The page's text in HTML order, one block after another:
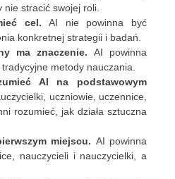
stracić swojej roli.
cel.AI nie powinna być
konkretnej strategii i badań.
ma znaczenie. AI powinna
metody nauczania.
AI na podstawowym
uczniowie, uczennice,
rozumieć, jak działa sztuczna
miejscu. AI powinna
nauczycieli i nauczycielki, a